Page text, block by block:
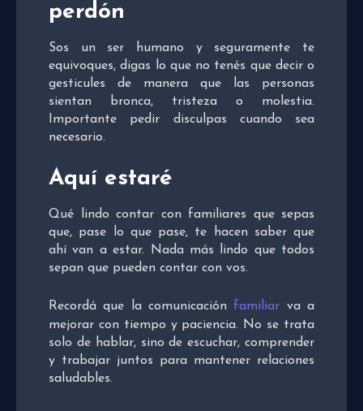
perdón
Sos un ser humano y seguramente te
equivoques, digas lo que no tenés que decir o
gesticules de manera que las personas
sientan bronca, tristeza o molestia.
Importante pedir disculpas cuando sea
necesario.
Aquí estaré
Qué lindo contar con familiares que sepas
que, pase lo que pase, te hacen saber que
ahí van a estar. Nada más lindo que todos
sepan que pueden contar con vos.
Recordá que la comunicación familiar va a
mejorar con tiempo y paciencia. No se trata
solo de hablar, sino de escuchar, comprender
y trabajar juntos para mantener relaciones
saludables.